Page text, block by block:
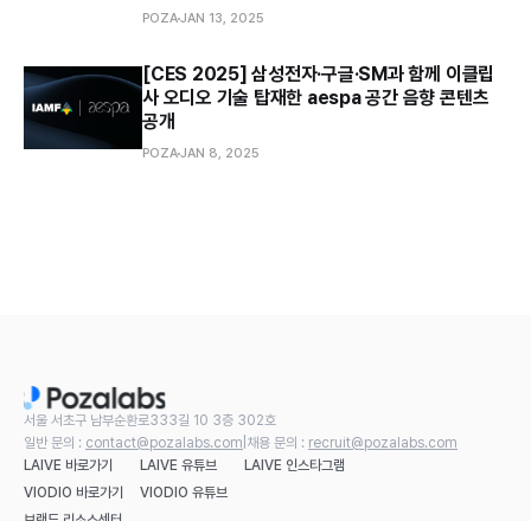
POZAJAN 13, 2025
[CES 2025] 삼성전자·구글·SM과 함께 이클립
사 오디오 기술 탑재한 aespa 공간 음향 콘텐츠
공개
POZAJAN 8, 2025
서울 서초구 남부순환로333길 10 3층 302호
일반 문의 : contact@pozalabs.com 채용 문의 : recruit@pozalabs.com
LAIVE 바로가기
LAIVE 유튜브
LAIVE 인스타그램
VIODIO 바로가기
VIODIO 유튜브